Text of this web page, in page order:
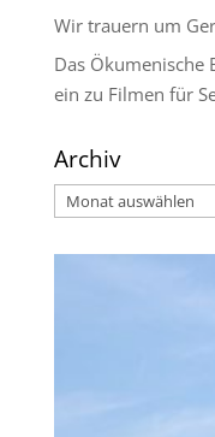
Wir trauern um
Das Ökumenische
ein zu Filmen für
Archiv
Archiv